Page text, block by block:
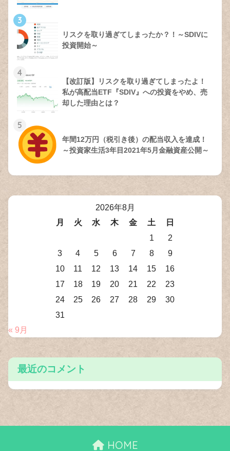
3
リスクを取り過ぎてしまったか？！～SDIVに
投資開始～
4
【改訂版】リスクを取り過ぎてしまったよ！
私が高配当ETF『SDIV』への投資をやめ、売
却した理由とは？
5
年間12万円（税引き後）の配当収入を達成！
～投資家生活3年目2021年5月金融資産公開～
2026年8月
月
火 水 木 金 土
日
1
2
3
4 5 6 7 8
9
10
11 12 13 14 15
16
17
18 19 20 21 22
23
24
25 26 27 28 29
30
31
« 9月
最近のコメント
HOME